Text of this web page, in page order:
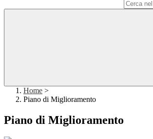
Home >
Piano di Miglioramento
Piano di Miglioramento